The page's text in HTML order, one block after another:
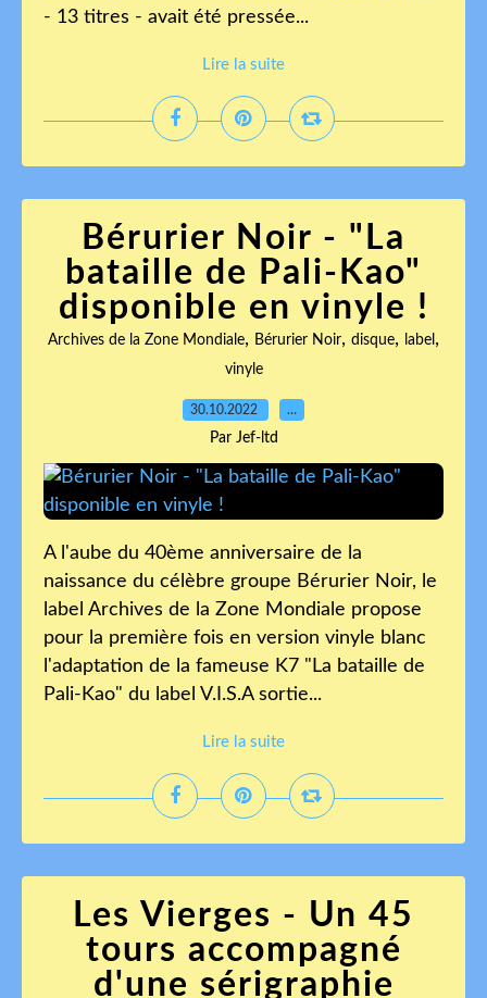
- 13 titres - avait été pressée...
Lire la suite
Bérurier Noir - "La
bataille de Pali-Kao"
disponible en vinyle !
Archives de la Zone Mondiale, Bérurier Noir, disque, label ,
vinyle
30.10.2022 …
Par Jef-ltd
A l'aube du 40ème anniversaire de la
naissance du célèbre groupe Bérurier Noir, le
label Archives de la Zone Mondiale propose
pour la première fois en version vinyle blanc
l'adaptation de la fameuse K7 "La bataille de
Pali-Kao" du label V.I.S.A sortie...
Lire la suite
Les Vierges - Un 45
tours accompagné
d'une sérigraphie